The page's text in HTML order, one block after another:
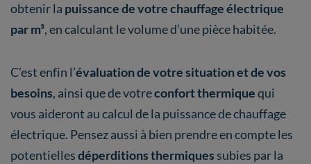
obtenir la puissance de votre chauffage électrique
par m³, en calculant le volume d’une pièce habitée.
C’est enfin l’évaluation de votre situation et de vos
besoins, ainsi que de votreconfort thermiquequi
vous aideront au calcul de la puissance de chauffage
électrique. Pensez aussi à bien prendre en compte les
potentiellesdéperditions thermiques subies par la